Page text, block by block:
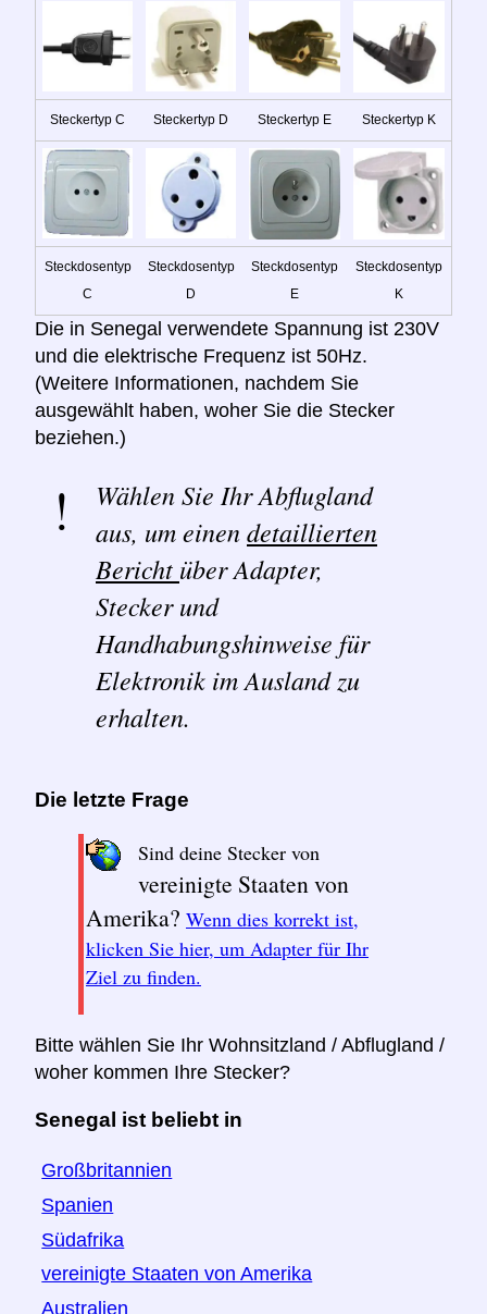
Steckertyp C Steckertyp D Steckertyp E Steckertyp K
Steckdosentyp
C
Steckdosentyp
D
Steckdosentyp
E
Steckdosentyp
K
Die in Senegal verwendete Spannung ist 230V
und die elektrische Frequenz ist 50Hz.
(Weitere Informationen, nachdem Sie
ausgewählt haben, woher Sie die Stecker
beziehen.)
Wählen Sie Ihr Abflugland
aus, um einendetaillierten
Bericht über Adapter,
Stecker und
Handhabungshinweise für
Elektronik im Ausland zu
erhalten.
Die letzte Frage
Sind deine Stecker von
vereinigte Staaten von
Amerika? Wenn dies korrekt ist,
klicken Sie hier, um Adapter für Ihr
Ziel zu finden.
Bitte wählen Sie Ihr Wohnsitzland / Abflugland /
woher kommen Ihre Stecker?
Senegal ist beliebt in
Großbritannien
Spanien
Südafrika
vereinigte Staaten von Amerika
Australien